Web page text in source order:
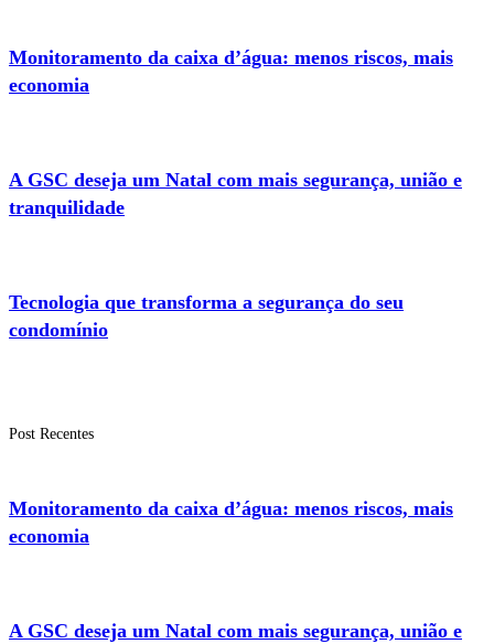
Monitoramento da caixa d’água: menos riscos, mais
economia
A GSC deseja um Natal com mais segurança, união e
tranquilidade
Tecnologia que transforma a segurança do seu
condomínio
Post Recentes
Monitoramento da caixa d’água: menos riscos, mais
economia
A GSC deseja um Natal com mais segurança, união e